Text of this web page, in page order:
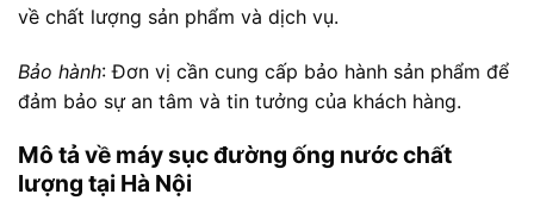
về chất lượng sản phẩm và dịch vụ.
Bảo hành: Đơn vị cần cung cấp bảo hành sản phẩm để
đảm bảo sự an tâm và tin tưởng của khách hàng.
Mô tả về máy sục đường ống nước chất
lượng tại Hà Nội